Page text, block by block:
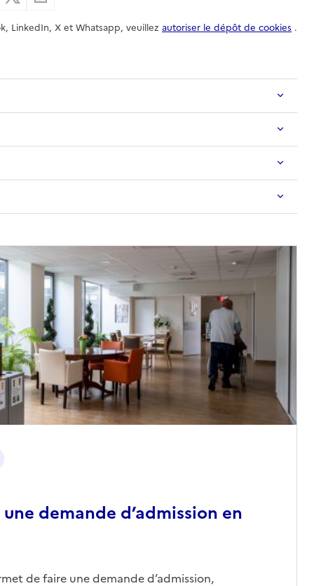
LinkedIn, X et Whatsapp, veuillez autoriser le dépôt de cookies .
demande d’admission en
de faire une demande d’admission,